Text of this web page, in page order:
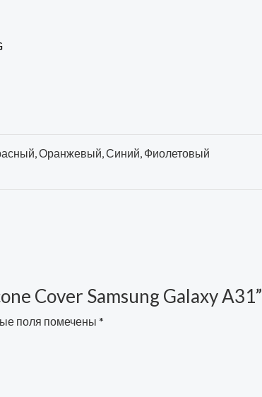
Оранжевый, Синий, Фиолетовый
Cover Samsung Galaxy A31”
поля помечены *